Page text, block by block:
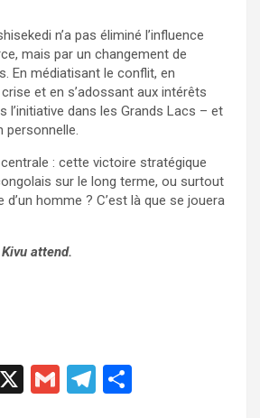
n’a pas éliminé l’influence
mais par un changement de
En médiatisant le conflit, en
et en s’adossant aux intérêts
l’initiative dans les Grands Lacs – et
: cette victoire stratégique
sur le long terme, ou surtout
d’un homme ? C’est là que se jouera
attend.
X
G
T